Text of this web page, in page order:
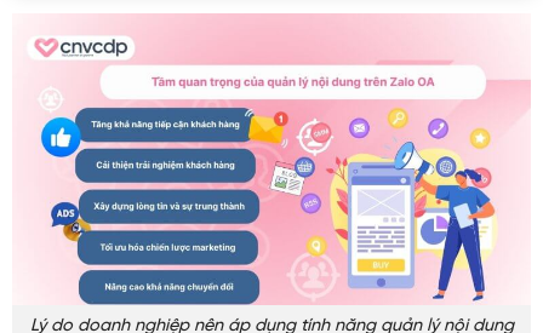
Lý do doanh nghiệp nên áp dụng tính năng quản lý nội dung